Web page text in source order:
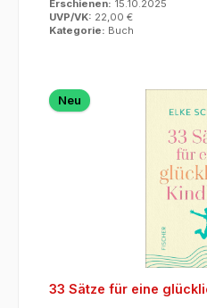
Erschienen: 15.10.2025
UVP/VK: 22,00 €
Kategorie: Buch
Neu
33 Sätze für eine